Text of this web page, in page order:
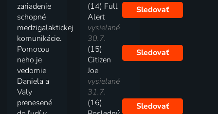
zariadenie
schopné
medzigalaktickej
komunikácie.
Pomocou
neho je
vedomie
Daniela a
Valy
prenesené
(14) Full
Alert
vysielané
30.7.
Sledovať
(15)
Citizen
Joe
vysielané
31.7.
Sledovať
(16)
Sledovať